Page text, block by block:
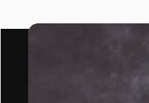
Videos